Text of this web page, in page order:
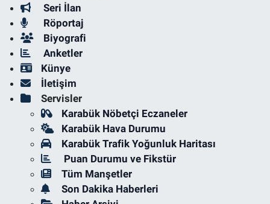
Seri İlan
Röportaj
Biyografi
Anketler
Künye
İletişim
Servisler
Karabük Nöbetçi Eczaneler
Karabük Hava Durumu
Karabük Trafik Yoğunluk Haritası
Puan Durumu ve Fikstür
Tüm Manşetler
Son Dakika Haberleri